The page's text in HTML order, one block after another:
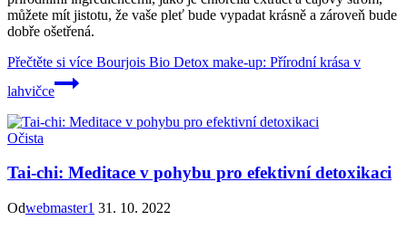
můžete mít jistotu, že vaše pleť bude vypadat krásně a zároveň bude
dobře ošetřená.
Přečtěte si více Bourjois Bio Detox make-up: Přírodní krása v
lahvičce
Očista
Tai-chi: Meditace v pohybu pro efektivní detoxikaci
Odwebmaster1 31. 10. 2022